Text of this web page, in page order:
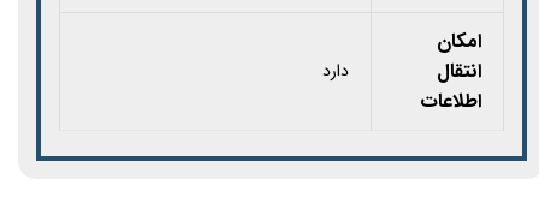
امکان
انتقال
اطلاعات
دارد